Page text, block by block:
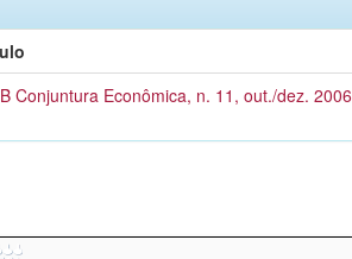
Conjuntura Econômica, n. 11, out./dez. 2006